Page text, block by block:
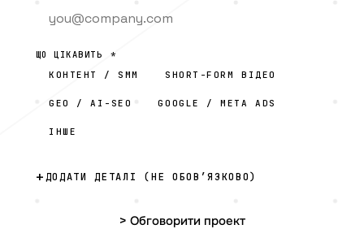
ЩО ЦІКАВИТЬ
*
КОНТЕНТ / SMM
SHORT-FORM ВІДЕО
GEO / AI-SEO GOOGLE / META ADS
ІНШЕ
ДОДАТИ ДЕТАЛІ (НЕ ОБОВ’ЯЗКОВО)
> Обговорити проект